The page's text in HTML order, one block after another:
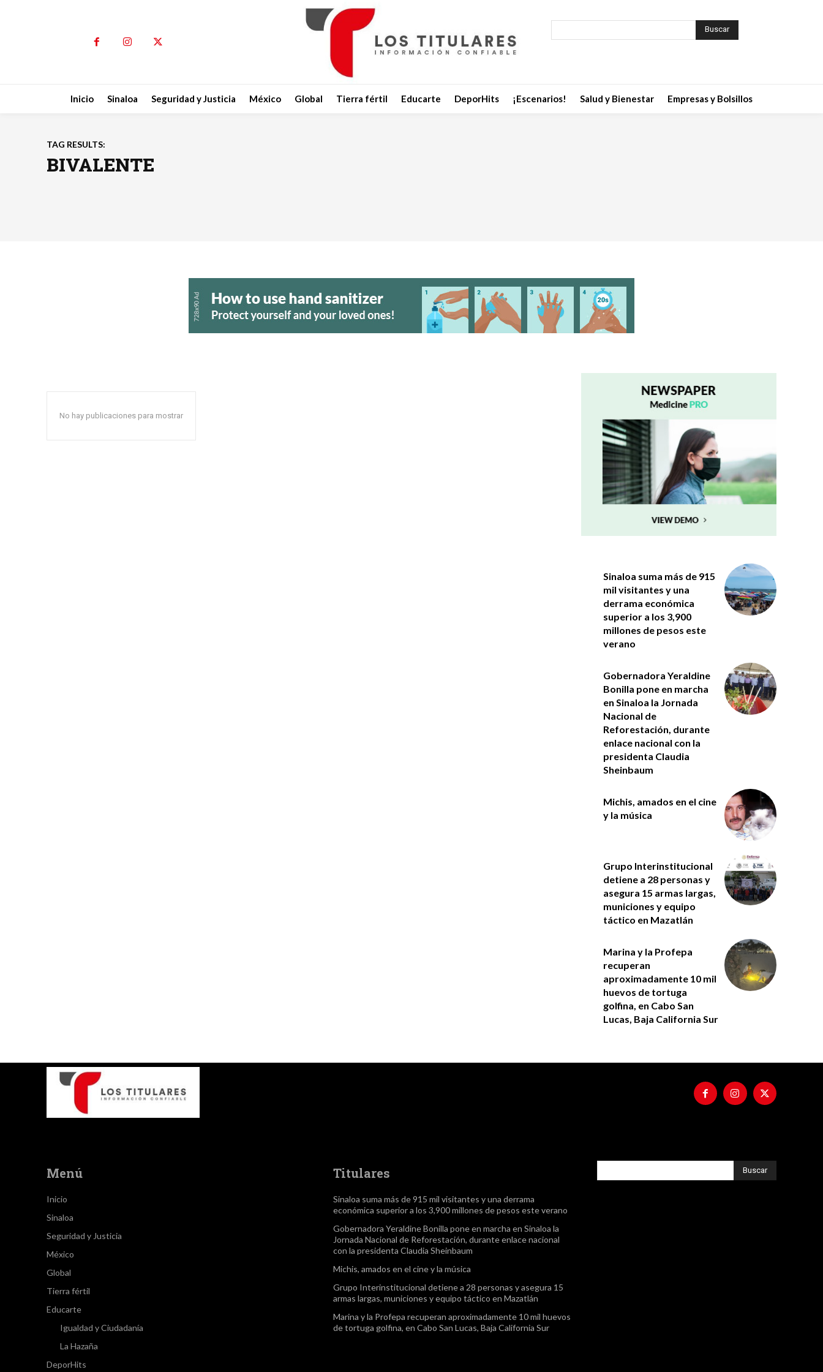
Buscar
Inicio Sinaloa Seguridad y Justicia México Global Tierra fértil Educarte DeporHits ¡Escenarios! Salud y Bienestar Empresas y Bolsillos
TAG RESULTS:
BIVALENTE
No hay publicaciones para mostrar
Sinaloa suma más de 915
mil visitantes y una
derrama económica
superior a los 3,900
millones de pesos este
verano
Gobernadora Yeraldine
Bonilla pone en marcha
en Sinaloa la Jornada
Nacional de
Reforestación, durante
enlace nacional con la
presidenta Claudia
Sheinbaum
Michis, amados en el cine
y la música
Grupo Interinstitucional
detiene a 28 personas y
asegura 15 armas largas,
municiones y equipo
táctico en Mazatlán
Marina y la Profepa
recuperan
aproximadamente 10 mil
huevos de tortuga
golfina, en Cabo San
Lucas, Baja California Sur
Menú
Inicio
Sinaloa
Seguridad y Justicia
México
Global
Tierra fértil
Educarte
Igualdad y Ciudadanía
La Hazaña
DeporHits
Titulares
Sinaloa suma más de 915 mil visitantes y una derrama
económica superior a los 3,900 millones de pesos este verano
Gobernadora Yeraldine Bonilla pone en marcha en Sinaloa la
Jornada Nacional de Reforestación, durante enlace nacional
con la presidenta Claudia Sheinbaum
Michis, amados en el cine y la música
Grupo Interinstitucional detiene a 28 personas y asegura 15
armas largas, municiones y equipo táctico en Mazatlán
Marina y la Profepa recuperan aproximadamente 10 mil huevos
de tortuga golfina, en Cabo San Lucas, Baja California Sur
Buscar